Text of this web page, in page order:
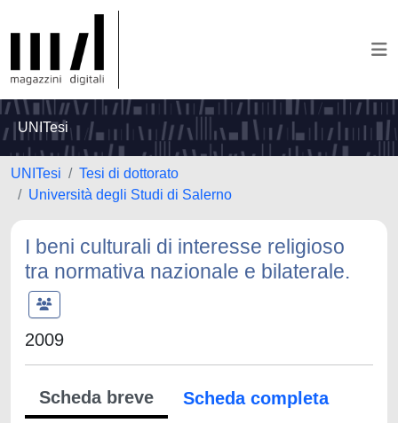
UNITesi
UNITesi
Tesi di dottorato
Università degli Studi di Salerno
I beni culturali di interesse religioso
tra normativa nazionale e bilaterale.
2009
Scheda breve
Scheda completa